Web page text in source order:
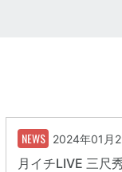
NEWS 2024年01月
月イチLIVE 三尺